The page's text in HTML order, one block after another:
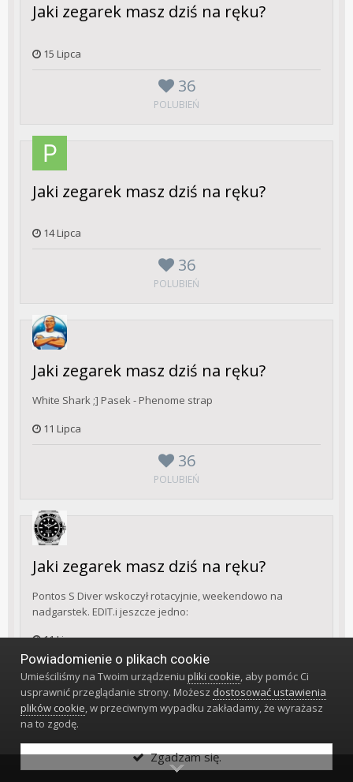
36
POLUBIEŃ
Jaki zegarek masz dziś na ręku?
15 Lipca
36
POLUBIEŃ
Jaki zegarek masz dziś na ręku?
14 Lipca
36
POLUBIEŃ
Jaki zegarek masz dziś na ręku?
White Shark ;] Pasek - Phenome strap
11 Lipca
36
POLUBIEŃ
Jaki zegarek masz dziś na ręku?
Pontos S Diver wskoczył rotacyjnie, weekendowo na
nadgarstek. EDIT.i jeszcze jedno:
11 Lipca
Jaki zegarek masz dziś na ręku?
Powiadomienie o plikach cookie
Umieściliśmy na Twoim urządzeniupliki cookie, aby pomóc Ci
usprawnić przeglądanie strony. Możesz dostosować ustawienia
plików cookie, w przeciwnym wypadku zakładamy, że wyrażasz
na to zgodę.
Zgadzam się.